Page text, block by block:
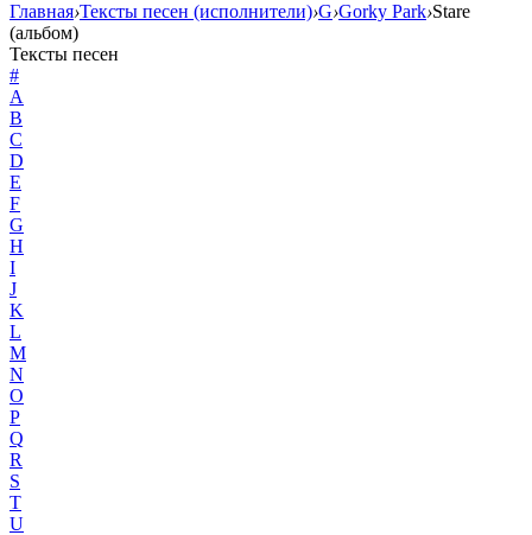
Главная›Тексты песен (исполнители)›G›Gorky Park›Stare
(альбом)
Тексты песен
#
A
B
C
D
E
F
G
H
I
J
K
L
M
N
O
P
Q
R
S
T
U